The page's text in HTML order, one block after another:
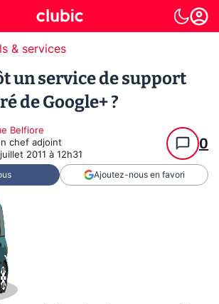
& services
un service de support
de Google+ ?
Belfiore
chef adjoint
2011 à 12h31
0
Ajoutez-nous en favori